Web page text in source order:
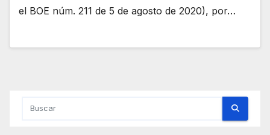
el BOE núm. 211 de 5 de agosto de 2020), por…